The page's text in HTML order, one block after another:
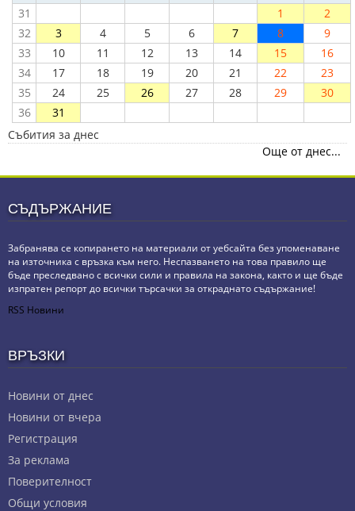
31
1
2
32
3 4 5 6 7 8
9
33
10 11 12 13 14 15
16
34
17 18 19 20 21 22
23
35
24 25 26 27 28 29
30
36
31
Събития за днес
Още от днес...
СЪДЪРЖАНИЕ
Забранява се копирането на материали от уебсайта без упоменаване
на източника с връзка към него. Неспазването на това правило ще
бъде преследвано с всички сили и правила на закона, както и ще бъде
изпратен репорт до всички търсачки за откраднато съдържание!
RSS Новини
ВРЪЗКИ
Новини от днес
Новини от вчера
Регистрация
За реклама
Πoвepитeлнocт
Общи условия